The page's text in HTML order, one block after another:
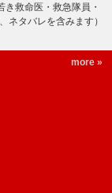
救命医・救急隊員・
ネタバレを含みます）
more »